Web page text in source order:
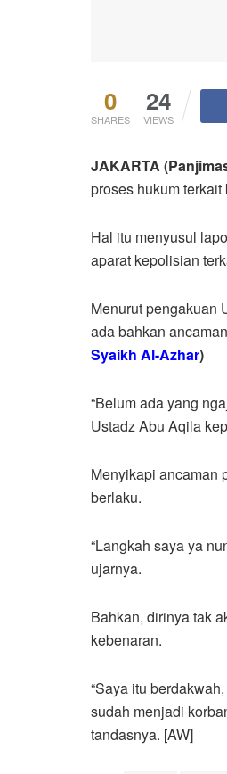
0
SHARES
24
VIEWS
JAKARTA
proses hukum
Hal itu menyusul
aparat kepolisian
Menurut pengakuan
ada bahkan
Syaikh Al-Azhar)
“Belum ada yang
Ustadz Abu Aqila
Menyikapi ancaman
berlaku.
“Langkah saya ya
ujarnya.
Bahkan, dirinya tak
kebenaran.
“Saya itu
sudah menjadi
tandasnya. [AW]